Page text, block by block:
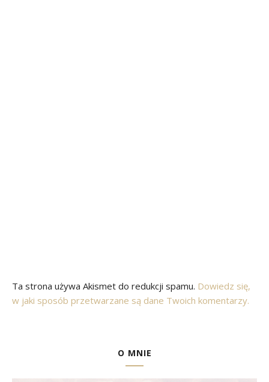
Ta strona używa Akismet do redukcji spamu. Dowiedz się,
w jaki sposób przetwarzane są dane Twoich komentarzy.
O MNIE